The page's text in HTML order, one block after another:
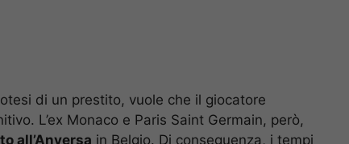
di un prestito, vuole che il giocatore
L’ex Monaco e Paris Saint Germain, però,
all’Anversa in Belgio. Di conseguenza, i tempi